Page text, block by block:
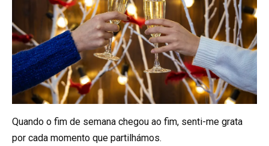
Quando o fim de semana chegou ao fim, senti-me grata
por cada momento que partilhámos.